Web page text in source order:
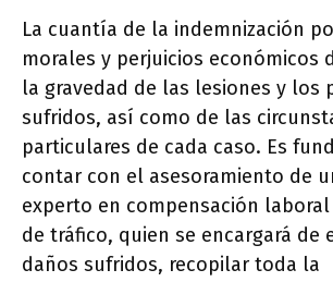
La cuantía de la indemnización
morales y perjuicios económicos
la gravedad de las lesiones y los
sufridos, así como de las
particulares de cada caso. Es
contar con el asesoramiento de
experto en compensación
de tráfico, quien se encargará de
daños sufridos, recopilar toda la